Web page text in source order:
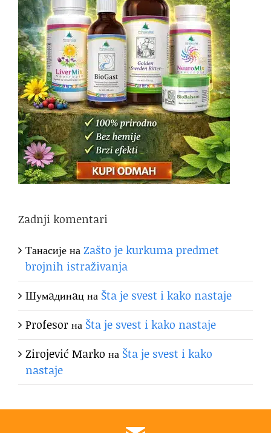
Zadnji komentari
ТанасијенаZašto je kurkuma predmet
brojnih istraživanja
Шумaдинaцна Šta je svest i kako nastaje
Profesorна Šta je svest i kako nastaje
Zirojević Marko на Šta je svest i kako
nastaje